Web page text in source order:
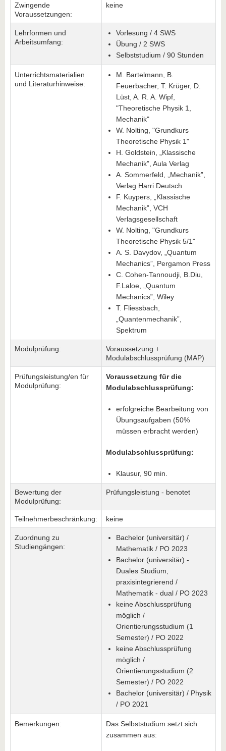
Zwingende
Voraussetzungen:
keine
Lehrformen und
Arbeitsumfang:
Vorlesung / 4 SWS
Übung / 2 SWS
Selbststudium / 90 Stunden
Unterrichtsmaterialien
und Literaturhinweise:
M. Bartelmann, B.
Feuerbacher, T. Krüger, D.
Lüst, A. R. A. Wipf,
"Theoretische Physik 1,
Mechanik"
W. Nolting, "Grundkurs
Theoretische Physik 1"
H. Goldstein, „Klassische
Mechanik”, Aula Verlag
A. Sommerfeld, „Mechanik”,
Verlag Harri Deutsch
F. Kuypers, „Klassische
Mechanik”, VCH
Verlagsgesellschaft
W. Nolting, "Grundkurs
Theoretische Physik 5/1"
A. S. Davydov, „Quantum
Mechanics”, Pergamon Press
C. Cohen-Tannoudji, B.Diu,
F.Laloe, „Quantum
Mechanics”, Wiley
T. Fliessbach,
„Quantenmechanik”,
Spektrum
Modulprüfung:
Voraussetzung +
Modulabschlussprüfung (MAP)
Prüfungsleistung/en für
Modulprüfung:
Voraussetzung für die
Modulabschlussprüfung:
erfolgreiche Bearbeitung von
Übungsaufgaben (50%
müssen erbracht werden)
Modulabschlussprüfung:
Klausur, 90 min.
Bewertung der
Modulprüfung:
Prüfungsleistung - benotet
Teilnehmerbeschränkung: keine
Zuordnung zu
Studiengängen:
Bachelor (universitär) /
Mathematik / PO 2023
Bachelor (universitär) -
Duales Studium,
praxisintegrierend /
Mathematik - dual / PO 2023
keine Abschlussprüfung
möglich /
Orientierungsstudium (1
Semester) / PO 2022
keine Abschlussprüfung
möglich /
Orientierungsstudium (2
Semester) / PO 2022
Bachelor (universitär) / Physik
/ PO 2021
Bemerkungen:
Das Selbststudium setzt sich
zusammen aus: